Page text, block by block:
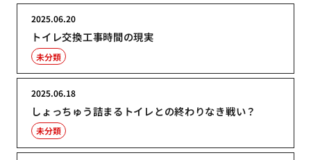
トイレ交換工事時間の現実
2025.06.20
未分類
しょっちゅう詰まるトイレとの終わりなき戦い？
2025.06.18
未分類